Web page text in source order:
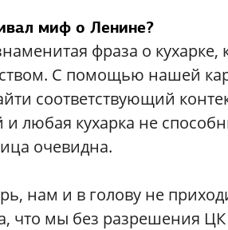
миф о Ленине?
фраза о кухарке,
С помощью нашей
соответствующий
любая кухарка не
очевидна.
нам и в голову не
что мы без разрешения